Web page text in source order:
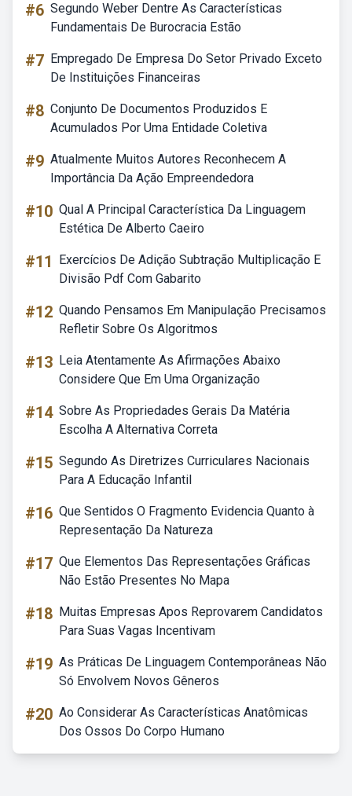
#6 Segundo Weber Dentre As Características
Fundamentais De Burocracia Estão
#7 Empregado De Empresa Do Setor Privado Exceto
De Instituições Financeiras
#8 Conjunto De Documentos Produzidos E
Acumulados Por Uma Entidade Coletiva
#9 Atualmente Muitos Autores Reconhecem A
Importância Da Ação Empreendedora
#10 Qual A Principal Característica Da Linguagem
Estética De Alberto Caeiro
#11
Exercícios De Adição Subtração Multiplicação E
Divisão Pdf Com Gabarito
#12 Quando Pensamos Em Manipulação Precisamos
Refletir Sobre Os Algoritmos
#13 Leia Atentamente As Afirmações Abaixo
Considere Que Em Uma Organização
#14 Sobre As Propriedades Gerais Da Matéria
Escolha A Alternativa Correta
#15 Segundo As Diretrizes Curriculares Nacionais
Para A Educação Infantil
#16 Que Sentidos O Fragmento Evidencia Quanto à
Representação Da Natureza
#17 Que Elementos Das Representações Gráficas
Não Estão Presentes No Mapa
#18 Muitas Empresas Apos Reprovarem Candidatos
Para Suas Vagas Incentivam
#19 As Práticas De Linguagem Contemporâneas Não
Só Envolvem Novos Gêneros
#20 Ao Considerar As Características Anatômicas
Dos Ossos Do Corpo Humano